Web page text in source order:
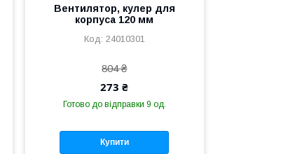
Вентилятор, кулер для
корпуса 120 мм
24010301
804 ₴
273 ₴
Готово до відправки 9 од.
Купити